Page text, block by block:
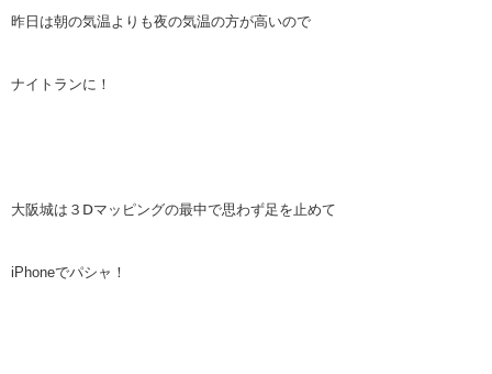
昨日は朝の気温よりも夜の気温の方が高いので
ナイトランに！
大阪城は３Ⅾマッピングの最中で思わず足を止めて
iPhoneでパシャ！